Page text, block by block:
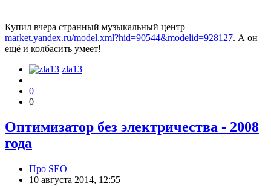
Купил вчера странный музыкальный центр
market.yandex.ru/model.xml?hid=90544&modelid=928127. А он
ещё и колбасить умеет!
zla13
0
0
Оптимизатор без электричества - 2008
года
Про SEO
10 августа 2014, 12:55